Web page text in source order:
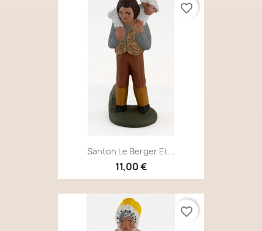
Santon Le Berger Et...
11,00 €
favorite_border
favorite_border